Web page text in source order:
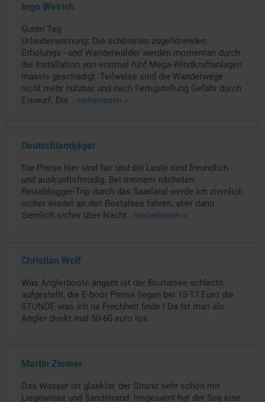
Ingo Weirich
Guten Tag
Urlauberwarnung: Die schönsten zugehörenden
Erholungs - und Wanderwälder werden momentan durch
die Installation von erstmal fünf Mega-Windkraftanlagen
massiv geschädigt. Teilweise sind die Wanderwege
nicht mehr nutzbar und nach Fertigstellung Gefahr durch
Eiswurf. Die... weiterlesen »
Deutschlandjäger
Die Preise hier sind fair und die Leute sind freundlich
und auskunftsfreudig. Bei meinem nächsten
Reiseblogger-Trip durch das Saarland werde ich ziemlich
sicher wieder an den Bostalsee fahren, aber dann
ziemlich sicher über Nacht... weiterlesen »
Christian Wolf
Was Anglerboote angeht ist der Bostalsee schlecht
aufgestellt, die E-boot Preise liegen bei 15-17 Euro die
STUNDE was ich ne Frechheit finde ! Da Ist man als
Angler direkt mal 50-60 euro los.
Martin Ziemer
Das Wasser ist glasklar, der Strand sehr schön mit
Liegewiese und Sandstrand. Insgesamt hat der See eine